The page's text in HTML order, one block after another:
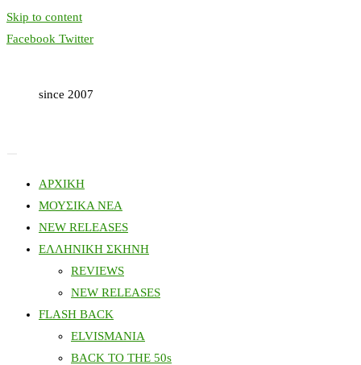
Skip to content
Facebook Twitter
since 2007
ΑΡΧΙΚΗ
ΜΟΥΣΙΚΑ ΝΕΑ
NEW RELEASES
ΕΛΛΗΝΙΚΗ ΣΚΗΝΗ
REVIEWS
NEW RELEASES
FLASH BACK
ELVISMANIA
BACK TO THE 50s